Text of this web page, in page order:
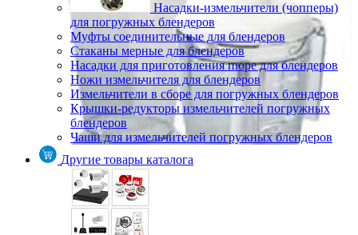
Насадки-измельчители (чопперы)
для погружных блендеров
Муфты соединительные для блендеров
Стаканы мерные для блендеров
Насадки для приготовления пюре для блендеров
Ножи измельчителя для блендеров
Измельчители в сборе для погружных блендеров
Крышки-редукторы измельчителей погружных
блендеров
Чаши для измельчителей погружных блендеров
Другие товары каталога